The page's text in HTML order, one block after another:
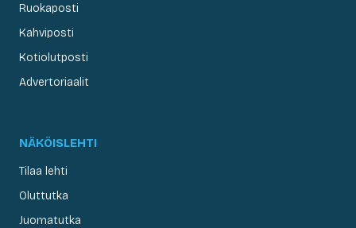
Ruokaposti
Kahviposti
Kotiolutposti
Advertoriaalit
NÄKÖISLEHTI
Tilaa lehti
Oluttutka
Juomatutka